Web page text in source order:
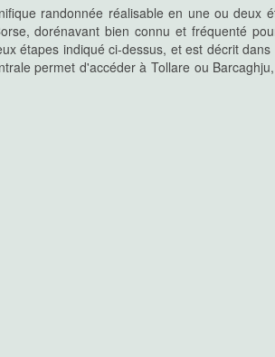
randonnée réalisable en une ou deux
dorénavant bien connu et fréquenté
étapes indiqué ci-dessus, et est décrit
permet d'accéder à Tollare ou